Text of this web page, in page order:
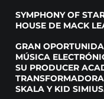
SYMPHONY OF
HOUSE DE MACK
GRAN
MÚSICA
SU PRODUCER
SKALA Y KID